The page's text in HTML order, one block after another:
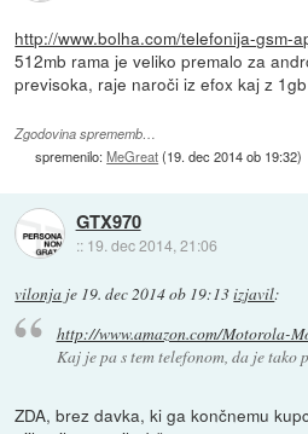
http://www.bolha.com/telefonija-gsm-
512mb rama je veliko premalo za
previsoka, raje naroči iz efox kaj z
Zgodovina sprememb…
spremenilo:MeGreat(19. dec 2014 ob 19:32)
GTX970
:: 19. dec 2014, 21:06
vilonja je 19. dec 2014 ob 19:13izjavil:
http://www.amazon.com/Motorola-
Kaj je pa s tem telefonom, da je tako
ZDA, brez davka, ki ga končnemu